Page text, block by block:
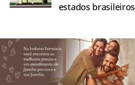
estados brasileiros